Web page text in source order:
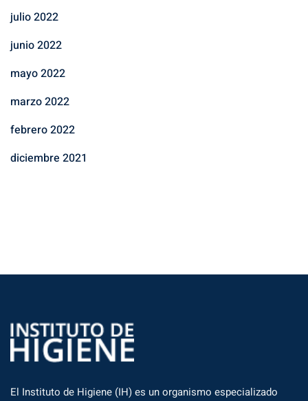
julio 2022
junio 2022
mayo 2022
marzo 2022
febrero 2022
diciembre 2021
El Instituto de Higiene (IH) es un organismo especializado